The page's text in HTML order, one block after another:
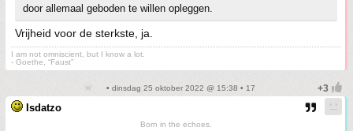
door allemaal geboden te willen opleggen.
Vrijheid voor de sterkste, ja.
I am not omniscient, but I know a lot.
- Goethe, “Faust”
• dinsdag 25 oktober 2022 @ 15:38 • 17
Isdatzo
Born in the echoes.